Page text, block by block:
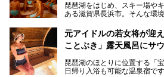
琵琶湖の雄大な景色を眺めな
琵琶湖をはじめ、スキー場や
ある滋賀県長浜市。そんな環
今回は、「北近江リゾート 天
晩まで楽しめる過ごし方をご
違いなしですよ。
───
元アイドルの若女将が迎
ことぶき」露天風呂にサ
琵琶湖のほとりに位置する「
日帰り入浴も可能な温泉宿で